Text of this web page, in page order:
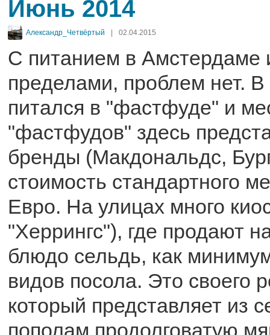
Июнь 2014
Александр_Четвёртый | 02.04.2015
С питанием в Амстердаме
пределами, проблем нет.
питался в "фастфуде" и
"фастфудов" здесь
бренды (Макдональдс,
стоимость стандартного
Евро. На улицах много
"Херрингс"), где продают
блюдо сельдь, как
видов посола. Это своего
который представляет из
пополам продолговатую